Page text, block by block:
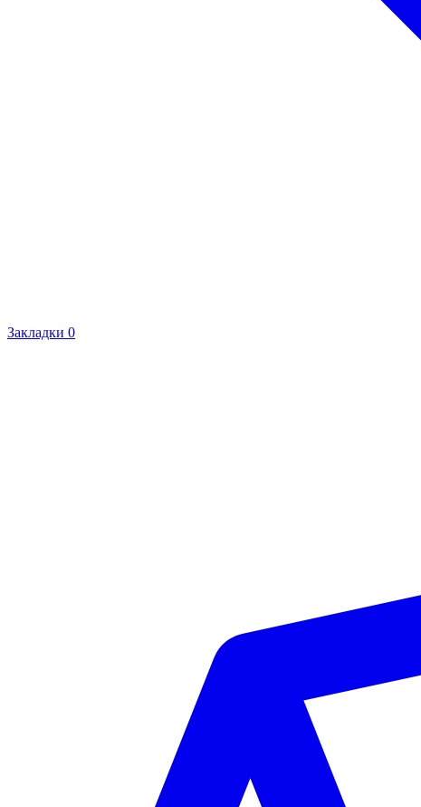
Закладки 0